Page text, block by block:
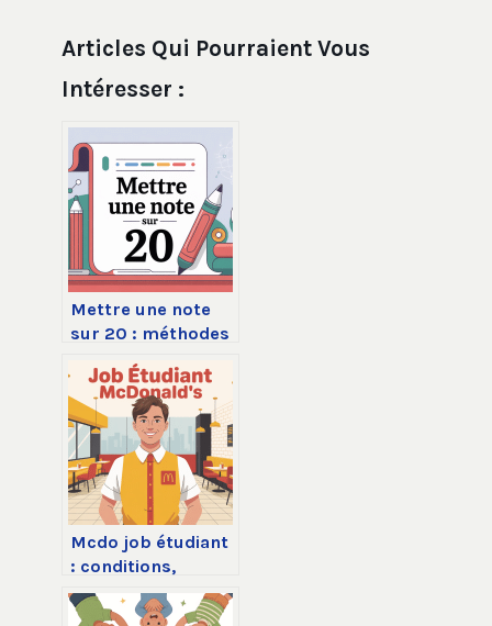
Articles Qui Pourraient Vous
Intéresser :
Mettre une note
sur 20 : méthodes
et conversions
Mcdo job étudiant
: conditions,
salaire, avantages
et conseils pour